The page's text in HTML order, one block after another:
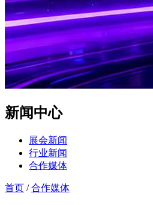
新闻中心
展会新闻
行业新闻
合作媒体
首页 /合作媒体